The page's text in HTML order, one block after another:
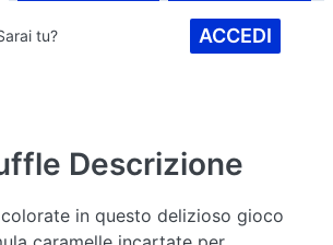
tu? ACCEDI
Descrizione
in questo delizioso gioco